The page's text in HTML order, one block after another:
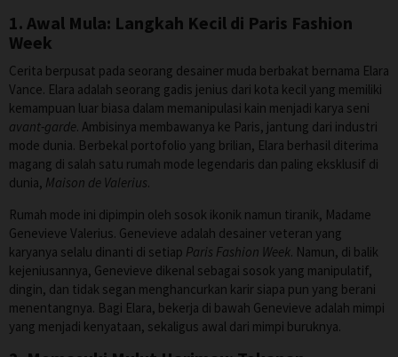
1. Awal Mula: Langkah Kecil di Paris Fashion
Week
Cerita berpusat pada seorang desainer muda berbakat bernama Elara
Vance. Elara adalah seorang gadis jenius dari kota kecil yang memiliki
kemampuan luar biasa dalam memanipulasi kain menjadi karya seni
avant-garde. Ambisinya membawanya ke Paris, jantung dari industri
mode dunia. Berbekal portofolio yang brilian, Elara berhasil diterima
magang di salah satu rumah mode legendaris dan paling eksklusif di
dunia, Maison de Valerius.
Rumah mode ini dipimpin oleh sosok ikonik namun tiranik, Madame
Genevieve Valerius. Genevieve adalah desainer veteran yang
karyanya selalu dinanti di setiap Paris Fashion Week. Namun, di balik
kejeniusannya, Genevieve dikenal sebagai sosok yang manipulatif,
dingin, dan tidak segan menghancurkan karir siapa pun yang berani
menentangnya. Bagi Elara, bekerja di bawah Genevieve adalah mimpi
yang menjadi kenyataan, sekaligus awal dari mimpi buruknya.